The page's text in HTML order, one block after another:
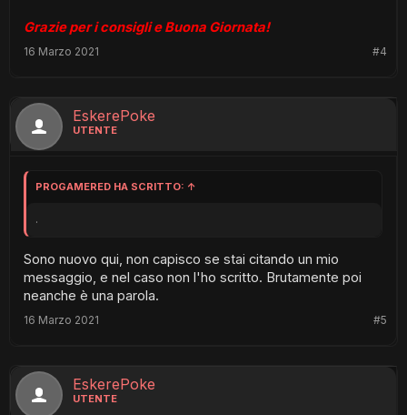
Grazie per i consigli e Buona Giornata!
#4
16 Marzo 2021
EskerePoke
UTENTE
PROGAMERED HA SCRITTO: ↑
.
Sono nuovo qui, non capisco se stai citando un mio
messaggio, e nel caso non l'ho scritto. Brutamente poi
neanche è una parola.
#5
16 Marzo 2021
EskerePoke
UTENTE